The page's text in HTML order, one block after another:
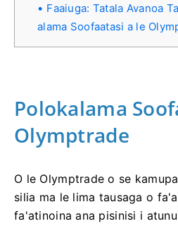
Faaiuga: Tatala Avanoa
alama Soofaatasi a le
Polokalama
Olymptrade
O le Olymptrade o se
silia ma le lima tausaga o
fa'atinoina ana pisinisi i